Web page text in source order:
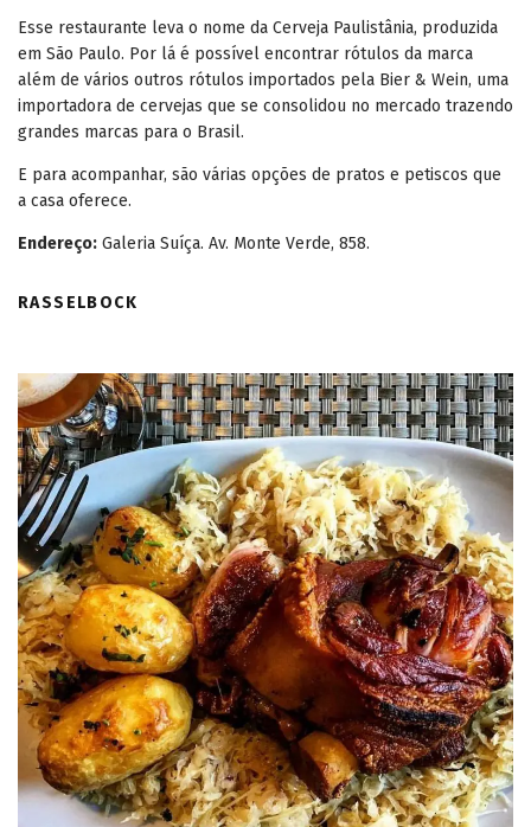
Esse restaurante leva o nome da Cerveja Paulistânia, produzida
em São Paulo. Por lá é possível encontrar rótulos da marca
além de vários outros rótulos importados pela Bier & Wein, uma
importadora de cervejas que se consolidou no mercado trazendo
grandes marcas para o Brasil.
E para acompanhar, são várias opções de pratos e petiscos que
a casa oferece.
Endereço: Galeria Suíça. Av. Monte Verde, 858.
RASSELBOCK